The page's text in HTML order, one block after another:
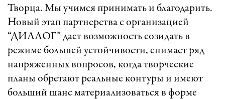
Творца. Мы учимся принимать и благодарить.
Новый этап партнерства с организацией
“ДИАЛОГ” дает возможность созидать в
режиме большей устойчивости, снимает ряд
напряженных вопросов, когда творческие
планы обретают реальные контуры и имеют
больший шанс материализоваться в форме